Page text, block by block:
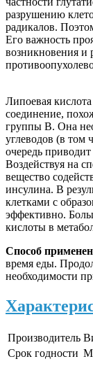
разрушению
радикалов.
Его важность
возникновения и
Липоевая
соединение,
группы B. Она
углеводов (в том
очередь
Воздействуя на
вещество
инсулина. В
клетками с
эффективно.
кислоты в
Способ
время еды.
необходимости
Производитель
Срок годности